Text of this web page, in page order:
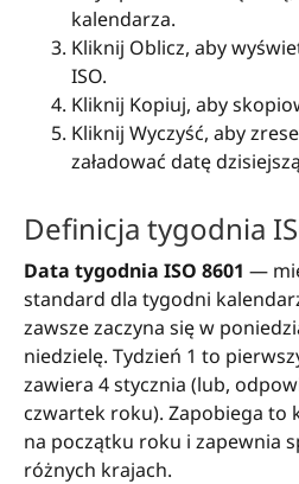
kalendarza.
Kliknij Oblicz, aby
ISO.
Kliknij Kopiuj, aby
Kliknij Wyczyść, aby
załadować datę
Definicja tygodnia
Data tygodnia ISO 8601 —
standard dla tygodni
zawsze zaczyna się w
niedzielę. Tydzień 1 to
zawiera 4 stycznia (lub,
czwartek roku). Zapobiega to
na początku roku i zapewnia
różnych krajach.